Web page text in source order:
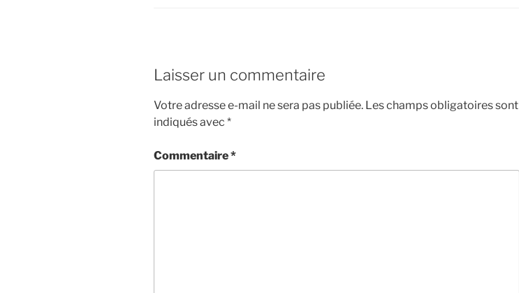
Laisser un commentaire
Votre adresse e-mail ne sera pas publiée. Les champs obligatoires sont
indiqués avec *
Commentaire*